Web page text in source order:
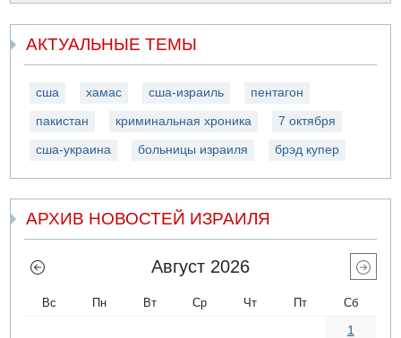
АКТУАЛЬНЫЕ ТЕМЫ
сша хамас сша-израиль пентагон
пакистан криминальная хроника 7 октября
сша-украина больницы израиля брэд купер
АРХИВ НОВОСТЕЙ ИЗРАИЛЯ
Август 2026
Вс Пн Вт Ср Чт Пт Сб
1